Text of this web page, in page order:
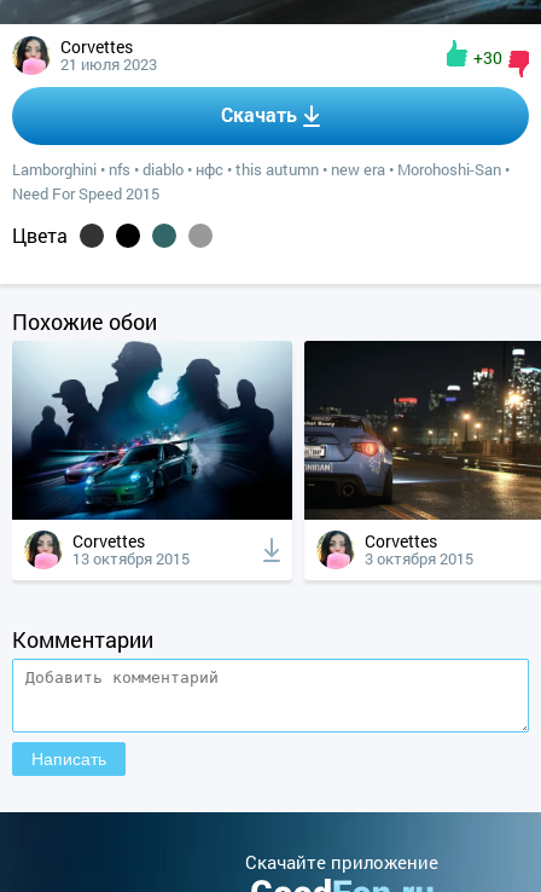
Corvettes
21 июля 2023 +30
Скачать
Lamborghini • nfs •diablo • нфс •this autumn • new era • Morohoshi-San •
Need For Speed 2015
Цвета
Похожие обои
Corvettes
13 октября 2015
Corvettes
3 октября 2015
Комментарии
Cкачайте приложение